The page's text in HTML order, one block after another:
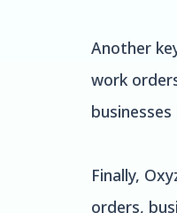
Another
work
Finally,
orders,